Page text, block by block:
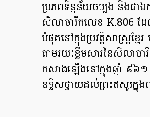
ប្រភពទិន្នន័យចម្បង និងជាឯ
សិលាចារឹកលេខ K.806 ដែល
បំផុតនៅក្នុងប្រវត្តិសាស្ត្រ
តាមរយៈខ្លឹមសារនៃសិលាចា
កសាងឡើងនៅក្នុងឆ្នាំ ៩៦១ ន
ឧទ្ទិសថ្វាយដល់ព្រះឥសូរក្នុ